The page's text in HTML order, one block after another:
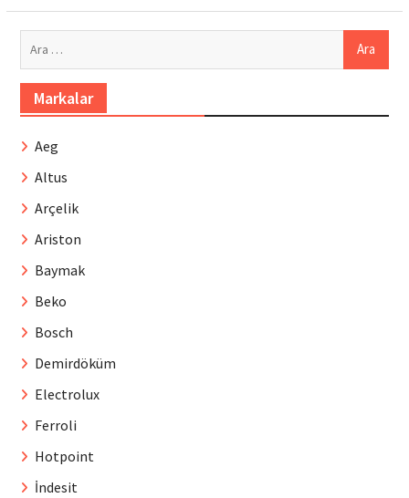
Markalar
Aeg
Altus
Arçelik
Ariston
Baymak
Beko
Bosch
Demirdöküm
Electrolux
Ferroli
Hotpoint
İndesit